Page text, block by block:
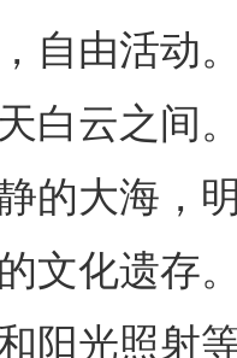
自由活动
白云之间
的大海，
文化遗存
阳光照射